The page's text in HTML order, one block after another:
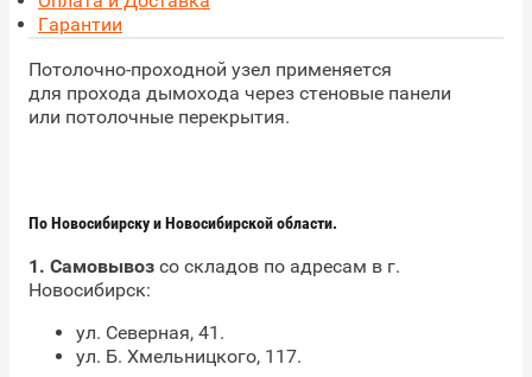
Гарантии
Потолочно-проходной узел применяется
для прохода дымохода через стеновые панели
или потолочные перекрытия.
По Новосибирску и Новосибирской области.
1. Самовывоз со складов по адресам в г.
Новосибирск:
ул. Северная, 41.
ул. Б. Хмельницкого, 117.